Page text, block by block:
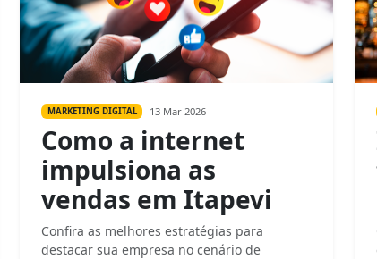
MARKETING DIGITAL 13 Mar 2026
Como a internet
impulsiona as
vendas em Itapevi
Confira as melhores estratégias para
destacar sua empresa no cenário de